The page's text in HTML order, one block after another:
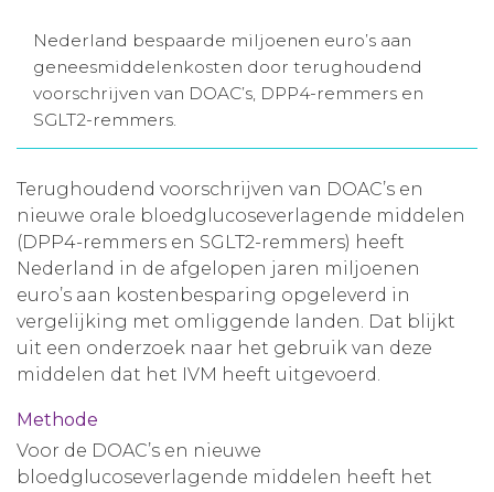
Aanmelden nieuwsbrief
Inloggen
Nederland bespaarde miljoenen euro’s aan
geneesmiddelenkosten door terughoudend
voorschrijven van DOAC’s, DPP4-remmers en
SGLT2-remmers.
Terughoudend voorschrijven van DOAC’s en
nieuwe orale bloedglucoseverlagende middelen
(DPP4-remmers en SGLT2-remmers) heeft
Nederland in de afgelopen jaren miljoenen
euro’s aan kostenbesparing opgeleverd in
vergelijking met omliggende landen. Dat blijkt
uit een onderzoek naar het gebruik van deze
middelen dat het IVM heeft uitgevoerd.
Methode
Voor de DOAC’s en nieuwe
bloedglucoseverlagende middelen heeft het